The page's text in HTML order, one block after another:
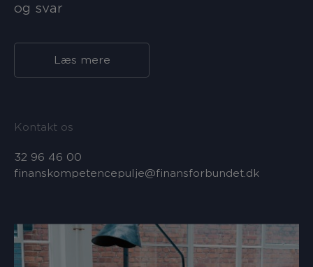
og svar
Læs mere
Kontakt os
32 96 46 00
finanskompetencepulje@finansforbundet.dk